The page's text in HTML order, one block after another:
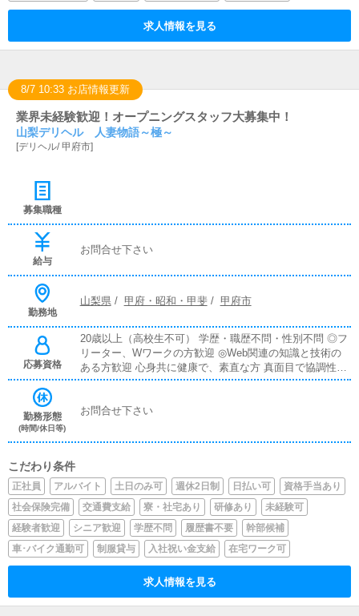
求人情報を見る
8/7 10:33 お店情報更新
業界未経験歓迎！オープニングスタッフ大募集中！
山梨デリヘル 人妻物語～極～
[デリヘル/甲府市]
募集職種
給与
お問合せ下さい
勤務地
山梨県/ 甲府・昭和・甲斐/ 甲府市
応募資格
20歳以上（高校生不可） 学歴・職歴不問・性別不問 ◎フ
リーター、Wワークの方歓迎 ◎Web関連の知識と技術の
ある方歓迎 心身共に健康で、素直な方 真面目で協調性の
ある方
勤務形態
(時間/休日等)
お問合せ下さい
こだわり条件
正社員 アルバイト 土日のみ可 週休2日制 日払い可
資格手当あり
社会保険完備
交通費支給 寮・社宅あり 研修あり
未経験可
経験者歓迎
シニア歓迎 学歴不問 履歴書不要
幹部候補
車･バイク通勤可
制服貸与 入社祝い金支給 在宅ワーク可
求人情報を見る